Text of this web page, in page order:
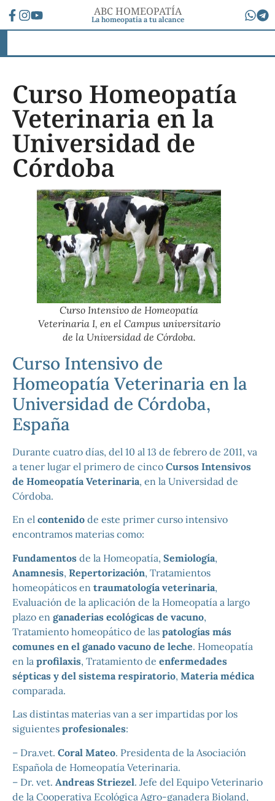
ABC HOMEOPATÍA
La homeopatía a tu alcance
Curso Homeopatía
Veterinaria en la
Universidad de
Córdoba
Curso Intensivo de Homeopatía
Veterinaria I, en el Campus universitario
de la Universidad de Córdoba.
Curso Intensivo de
Homeopatía Veterinaria en la
Universidad de Córdoba,
España
Durante cuatro días, del 10 al 13 de febrero de 2011, va
a tener lugar el primero de cinco Cursos Intensivos
de Homeopatía Veterinaria, en la Universidad de
Córdoba.
En el contenido de este primer curso intensivo
encontramos materias como:
Fundamentos de la Homeopatía, Semiología,
Anamnesis, Repertorización, Tratamientos
homeopáticos en traumatología veterinaria,
Evaluación de la aplicación de la Homeopatía a largo
plazo en ganaderias ecológicas de vacuno,
Tratamiento homeopático de las patologías más
comunes en el ganado vacuno de leche. Homeopatía
en la profilaxis, Tratamiento de enfermedades
sépticas y del sistema respiratorio, Materia médica
comparada.
Las distintas materias van a ser impartidas por los
siguientes profesionales:
– Dra.vet. Coral Mateo. Presidenta de la Asociación
Española de Homeopatía Veterinaria.
– Dr. vet. Andreas Striezel. Jefe del Equipo Veterinario
de la Cooperativa Ecológica Agro-ganadera Bioland,